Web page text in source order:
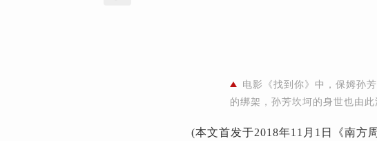
电影《找到你》中，保姆孙
的绑架，孙芳坎坷的身世也由此
(本文首发于2018年11月1日《南方